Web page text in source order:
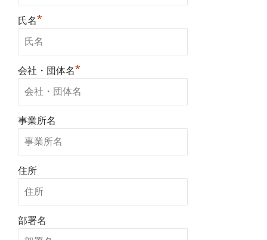
氏名*
会社・団体名*
事業所名
住所
部署名